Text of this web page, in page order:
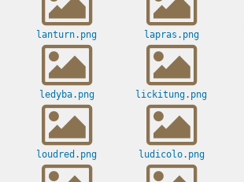
lanturn.png lapras.png
ledyba.png lickitung.png
loudred.png ludicolo.png